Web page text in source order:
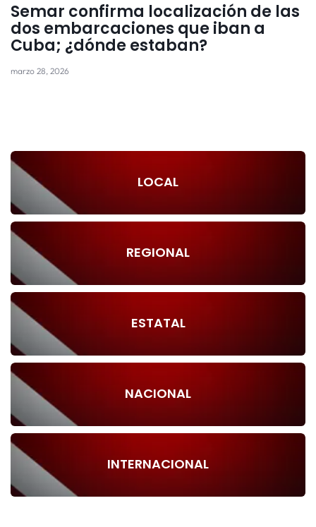
Semar confirma localización de las
dos embarcaciones que iban a
Cuba; ¿dónde estaban?
marzo 28, 2026
LOCAL
REGIONAL
ESTATAL
NACIONAL
INTERNACIONAL